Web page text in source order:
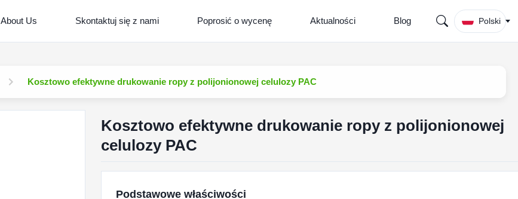
About Us Skontaktuj się z nami Poprosić o wycenę Aktualności Blog Polski
Kosztowo efektywne drukowanie ropy z polijonionowej celulozy PAC
Kosztowo efektywne drukowanie ropy z polijonionowej
celulozy PAC
Podstawowe właściwości